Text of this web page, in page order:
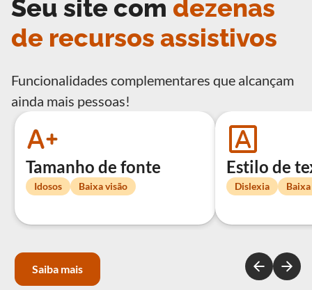
Seu site com dezenas
de recursos assistivos
Funcionalidades complementares que alcançam
ainda mais pessoas!
Tamanho de fonte
Idosos Baixa visão
Estilo de
Dislexia
Saiba mais